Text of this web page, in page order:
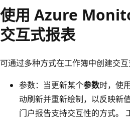
使用 Azure
交互式报表
可通过多种方式在工作簿中创建交互
参数：当更新某个参数时，使
动刷新并重新绘制，以反映新
门户报告支持交互性的方式。